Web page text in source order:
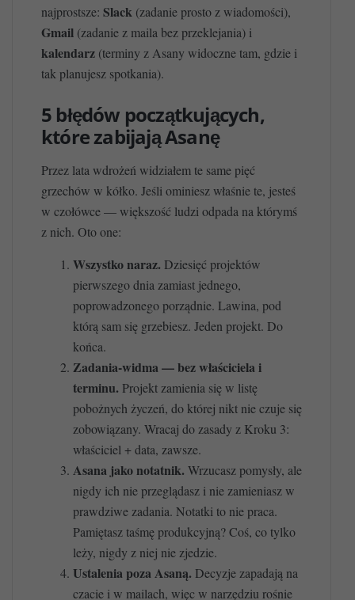
najprostsze: Slack (zadanie prosto z wiadomości),
Gmail(zadanie z maila bez przeklejania) i
kalendarz(terminy z Asany widoczne tam, gdzie i
tak planujesz spotkania).
5 błędów początkujących,
które zabijają Asanę
Przez lata wdrożeń widziałem te same pięć
grzechów w kółko. Jeśli ominiesz właśnie te, jesteś
w czołówce — większość ludzi odpada na którymś
z nich. Oto one:
Wszystko naraz. Dziesięć projektów
pierwszego dnia zamiast jednego,
poprowadzonego porządnie. Lawina, pod
którą sam się grzebiesz. Jeden projekt. Do
końca.
Zadania-widma — bez właściciela i
terminu. Projekt zamienia się w listę
pobożnych życzeń, do której nikt nie czuje się
zobowiązany. Wracaj do zasady z Kroku 3:
właściciel + data, zawsze.
Asana jako notatnik. Wrzucasz pomysły, ale
nigdy ich nie przeglądasz i nie zamieniasz w
prawdziwe zadania. Notatki to nie praca.
Pamiętasz taśmę produkcyjną? Coś, co tylko
leży, nigdy z niej nie zjedzie.
Ustalenia poza Asaną. Decyzje zapadają na
czacie i w mailach, więc w narzędziu rośnie